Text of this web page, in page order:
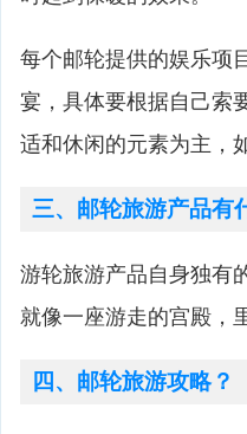
每个邮轮提供的娱乐项
宴，具体要根据自己索
适和休闲的元素为主，
三、邮轮旅游产品有
游轮旅游产品自身独有
就像一座游走的宫殿，
四、邮轮旅游攻略？